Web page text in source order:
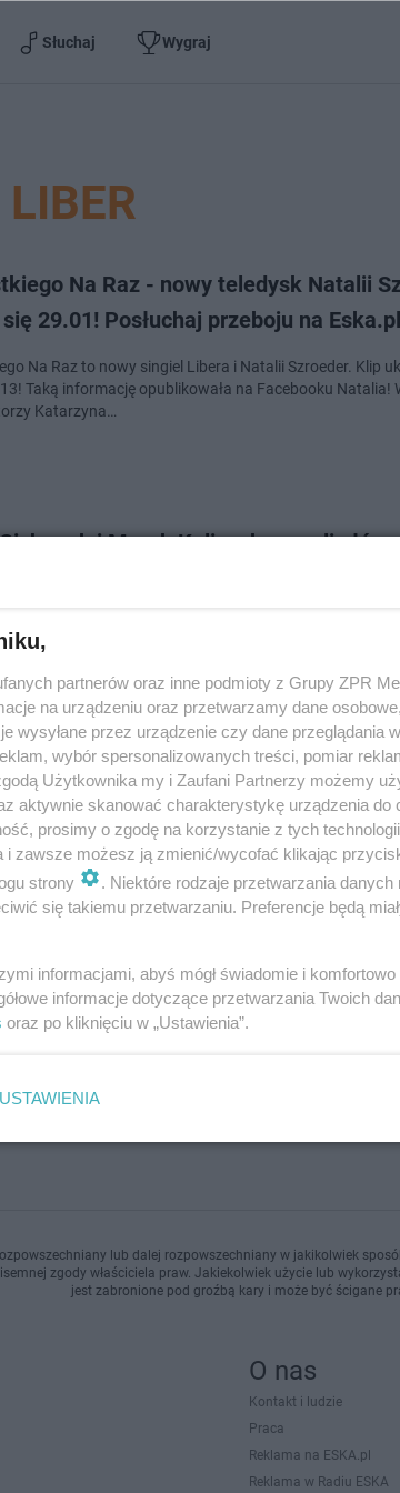
Słuchaj Wygraj
LIBER
Na Raz - nowy teledysk Natalii
29.01! Posłuchaj przeboju na
Na Raz to nowy singiel Libera i Natalii Szroeder. Klip
Taką informację opublikowała na Facebooku Natalia!
Katarzyna…
i Marek Kaliszuk zagrali
i Marek Kaliszuk zagrali główne role w teledysku
wystąpi w teledysku Libera!
w klipie do Wszystkiego Na Raz
w 2013 roku czekać będzie nowe wyzwanie
teledysku Libera do jego hitu Wszystkiego Na Raz w
1 ...
lub dalej rozpowszechniany w jakikolwiek
zgody właściciela praw. Jakiekolwiek użycie lub
jest zabronione pod groźbą kary i może być ścigane
O nas
Kontakt i ludzie
Praca
Reklama na ESKA.pl
Reklama w Radiu ESKA
partnerów oraz inne podmioty z Grupy ZPR
na urządzeniu oraz przetwarzamy dane
wysyłane przez urządzenie czy dane przeglądania
wybór spersonalizowanych treści, pomiar
Użytkownika my i Zaufani Partnerzy możemy
aktywnie skanować charakterystykę urządzenia do
prosimy o zgodę na korzystanie z tych
i zawsze możesz ją zmienić/wycofać klikając
strony
. Niektóre rodzaje przetwarzania
się takiemu przetwarzaniu. Preferencje będą
informacjami, abyś mógł świadomie i
informacje dotyczące przetwarzania Twoich
oraz po kliknięciu w „Ustawienia”.
USTAWIENIA